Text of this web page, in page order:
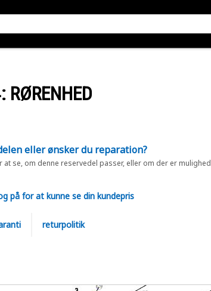
: RØRENHED
eller ønsker du reparation?
at se, om denne reservedel passer, eller om der er
på for at kunne se din kundepris
returpolitik